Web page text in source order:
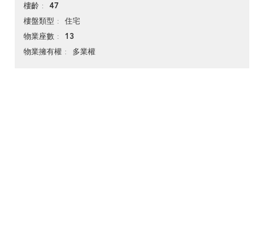
樓齡 47
樓盤類型 住宅
物業座數 13
物業擁有權 多業權